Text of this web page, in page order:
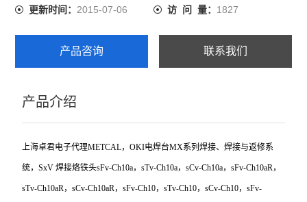
更新时间：2015-07-06 访 问 量： 1827
产品咨询 联系我们
产品介绍
上海卓君电子代理METCAL，OKI电焊台MX系列焊接、焊接与返修系
统，SxV 焊接烙铁头sFv-Ch10a，sTv-Ch10a，sCv-Ch10a，sFv-Ch10aR，
sTv-Ch10aR，sCv-Ch10aR，sFv-Ch10，sTv-Ch10，sCv-Ch10，sFv-